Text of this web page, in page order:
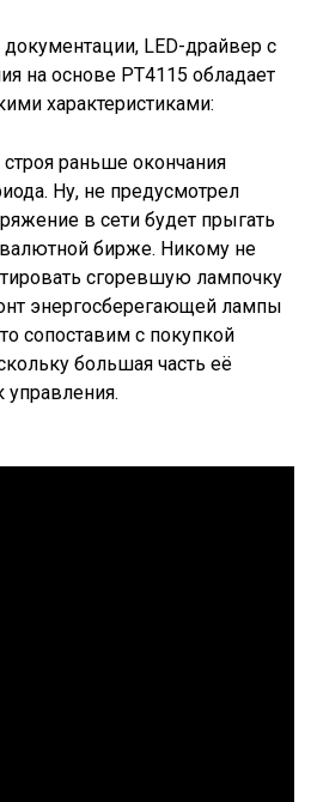
LED-драйвер с
на основе PT4115 обладает
характеристиками:
раньше окончания
Ну, не предусмотрел
в сети будет прыгать
бирже. Никому не
сгоревшую лампочку
энергосберегающей лампы
сопоставим с покупкой
большая часть её
управления.